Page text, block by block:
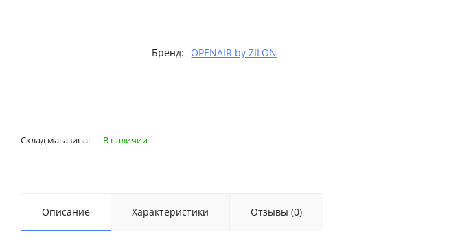
Бренд: OPENAIR by ZILON
Склад магазина: В наличии
Описание Характеристики Отзывы (0)